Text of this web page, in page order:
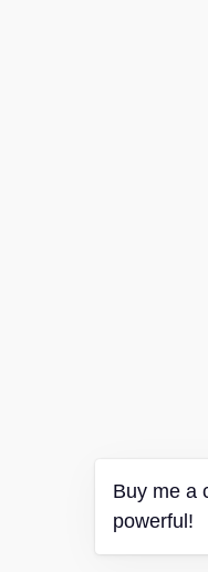
Buy me a
powerful!